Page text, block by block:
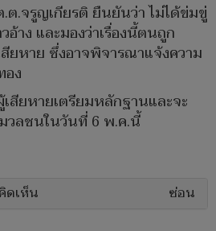
ต.จรูญเกียรติ ยืนยันว่า ไม่ได้ข่มขู่
าง และมองว่าเรื่องนี้ตนถูก
ยหาย ซึ่งอาจพิจารณาแจ้งความ
ง
สียหายเตรียมหลักฐานและจะ
วลชนในวันที่ 6 พ.ค.นี้
ดเห็น ซ่อน